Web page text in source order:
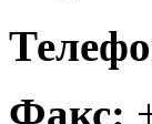
Факс: